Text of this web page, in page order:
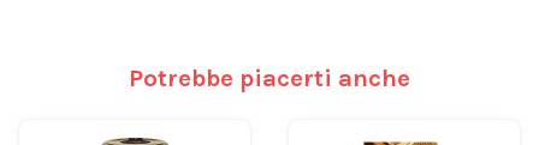
Potrebbe piacerti anche